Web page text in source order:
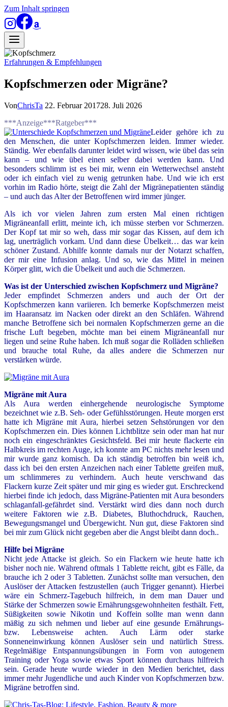
Zum Inhalt springen
Erfahrungen & Empfehlungen
Kopfschmerzen oder Migräne?
VonChrisTa 22. Februar 201728. Juli 2026
***Anzeige***Ratgeber***
Leider gehöre ich zu
den Menschen, die unter Kopfschmerzen leiden. Immer wieder.
Ständig. Wer ebenfalls darunter leidet wird wissen, wie übel das sein
kann – und wie übel einen selber dabei werden kann. Und
besonders schlimm ist es bei mir, wenn ein Wetterwechsel ansteht
oder ich einfach viel zu wenig getrunken habe. Und wie ich erst
vorhin im Radio hörte, steigt die Zahl der Migränepatienten ständig
– und auch das Alter der Betroffenen wird immer jünger.
Als ich vor vielen Jahren zum ersten Mal einen richtigen
Migräneanfall erlitt, meinte ich, ich müsse sterben vor Schmerzen.
Der Kopf tat mir so weh, dass mir sogar das Kissen, auf dem ich
lag, unerträglich vorkam. Und dann diese Übelkeit… das war kein
schöner Zustand. Abhilfe konnte damals nur der Notarzt schaffen,
der mir eine Infusion anlag. Und so, wie das Mittel in meinen
Körper glitt, wich die Übelkeit und auch die Schmerzen.
Was ist der Unterschied zwischen Kopfschmerz und Migräne?
Jeder empfindet Schmerzen anders und auch der Ort der
Kopfschmerzen kann variieren. Ich bemerke Kopfschmerzen meist
im Haaransatz im Nacken oder direkt an den Schläfen. Während
manche Betroffene sich bei normalen Kopfschmerzen gerne an die
frische Luft begeben, möchte man bei einem Migräneanfall nur
liegen und seine Ruhe haben. Ich muß sogar die Rolläden schließen
und brauche total Ruhe, da alles andere die Schmerzen nur
verstärken würde.
Migräne mit Aura
Als Aura werden einhergehende neurologische Symptome
bezeichnet wie z.B. Seh- oder Gefühlsstörungen. Heute morgen erst
hatte ich Migräne mit Aura, hierbei setzen Sehstörungen vor den
Kopfschmerzen ein. Dies können Lichtblitze sein oder man hat nur
noch ein eingeschränktes Gesichtsfeld. Bei mir heute flackerte ein
Halbkreis im rechten Auge, ich konnte am PC nichts mehr lesen und
mir wurde ganz komisch. Da ich ständig betroffen bin weiß ich,
dass ich bei den ersten Anzeichen nach einer Tablette greifen muß,
um schlimmeres zu verhindern. Auch heute verschwand das
Flackern kurze Zeit später und mir ging es wieder gut. Erschreckend
hierbei finde ich jedoch, dass Migräne-Patienten mit Aura besonders
schlaganfall-gefährdet sind. Verstärkt wird dies dann noch durch
weitere Faktoren wie z.B. Diabetes, Bluthochdruck, Rauchen,
Bewegungsmangel und Übergewicht. Nun gut, diese Faktoren sind
bei mir zum Glück nicht gegeben aber die Angst bleibt dann doch..
Hilfe bei Migräne
Nicht jede Attacke ist gleich. So ein Flackern wie heute hatte ich
bisher noch nie. Während oftmals 1 Tablette reicht, gibt es Fälle, da
brauche ich 2 oder 3 Tabletten. Zunächst sollte man versuchen, den
Auslöser der Attacken festzustellen (auch Trigger genannt). Hierbei
wäre ein Schmerz-Tagebuch hilfreich, in dem man Dauer und
Stärke der Schmerzen sowie Ernährungsgewohnheiten festhält. Fett,
Süßigkeiten sowie Nikotin und Koffein sollte man wenn dann
mäßig zu sich nehmen und lieber auf eine gesunde Ernährungs-
bzw. Lebensweise achten. Auch Lärm oder starke
Sonneneinwirkung können Auslöser sein und natürlich Stress.
Regelmäßige Entspannungsübungen in Form von autogenem
Training oder Yoga sowie etwas Sport können durchaus hilfreich
sein. Gerade heute wurde wieder in den Medien berichtet, dass
immer mehr Jugendliche und auch Kinder von Kopfschmerzen bzw.
Migräne betroffen sind.